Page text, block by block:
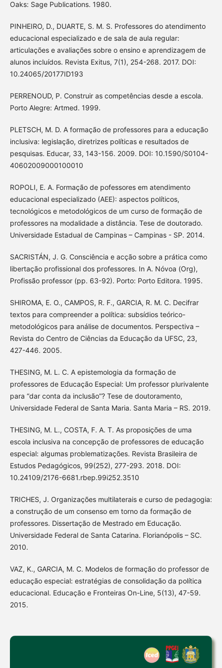
Oaks: Sage Publications. 1980.
PINHEIRO, D., DUARTE, S. M. S. Professores do atendimento
educacional especializado e de sala de aula regular:
articulações e avaliações sobre o ensino e aprendizagem de
alunos incluídos. Revista Exitus, 7(1), 254-268. 2017. DOI:
10.24065/20177ID193
PERRENOUD, P. Construir as competências desde a escola.
Porto Alegre: Artmed. 1999.
PLETSCH, M. D. A formação de professores para a educação
inclusiva: legislação, diretrizes políticas e resultados de
pesquisas. Educar, 33, 143-156. 2009. DOI: 10.1590/S0104-
40602009000100010
ROPOLI, E. A. Formação de pofessores em atendimento
educacional especializado (AEE): aspectos políticos,
tecnológicos e metodológicos de um curso de formação de
professores na modalidade a distância. Tese de doutorado.
Universidade Estadual de Campinas – Campinas - SP. 2014.
SACRISTÁN, J. G. Consciência e acção sobre a prática como
libertação profissional dos professores. In A. Nóvoa (Org),
Profissão professor (pp. 63-92). Porto: Porto Editora. 1995.
SHIROMA, E. O., CAMPOS, R. F., GARCIA, R. M. C. Decifrar
textos para compreender a política: subsídios teórico-
metodológicos para análise de documentos. Perspectiva –
Revista do Centro de Ciências da Educação da UFSC, 23,
427-446. 2005.
THESING, M. L. C. A epistemologia da formação de
professores de Educação Especial: Um professor plurivalente
para “dar conta da inclusão”? Tese de doutoramento,
Universidade Federal de Santa Maria. Santa Maria – RS. 2019.
THESING, M. L., COSTA, F. A. T. As proposições de uma
escola inclusiva na concepção de professores de educação
especial: algumas problematizações. Revista Brasileira de
Estudos Pedagógicos, 99(252), 277-293. 2018. DOI:
10.24109/2176-6681.rbep.99i252.3510
TRICHES, J. Organizações multilaterais e curso de pedagogia:
a construção de um consenso em torno da formação de
professores. Dissertação de Mestrado em Educação.
Universidade Federal de Santa Catarina. Florianópolis – SC.
2010.
VAZ, K., GARCIA, M. C. Modelos de formação do professor de
educação especial: estratégias de consolidação da política
educacional. Educação e Fronteiras On-Line, 5(13), 47-59.
2015.